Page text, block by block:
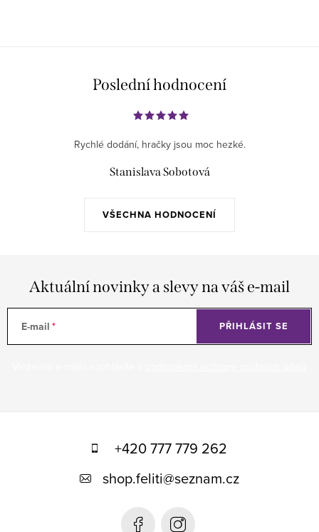
Poslední hodnocení
VŠECHNA HODNOCENÍ
Rychlé dodání, hračky jsou moc hezké.
Stanislava Sobotová
Aktuální novinky a slevy na váš e-mail
E-mail PŘIHLÁSIT SE
+420 777 779 262
shop.feliti@seznam.cz